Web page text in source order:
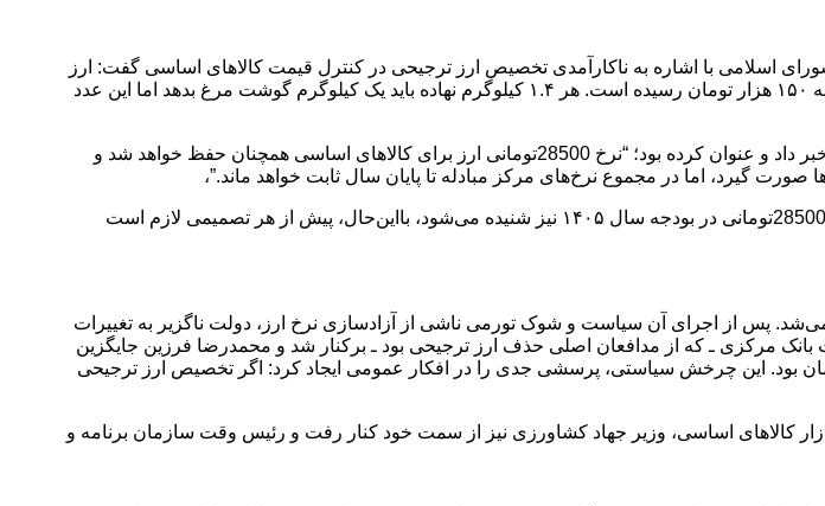
اسلامی با اشاره به ناکارآمدی تخصیص ارز ترجیحی در کنترل قیمت کالاهای اساسی گفت: ارز
28500تومانی برای واردات برنج می‌دهیم تا برنج 60هزارتومانی به مردم برسد، اما قیمت آن در بازار به ۱۵۰ هزار تومان رسیده است. هر ۱.۴ کیلوگرم نهاده باید یک کیلوگرم گوشت مرغ بدهد اما این عدد
باتوجه به اینکه معاون ارزی بانک مرکزی اخیراً در نشستی از تثبیت ارز ۲۸۵۰۰ برای کالاهای اساسی خبر داد و عنوان کرده بود؛ “نرخ 28500تومانی ارز برای کالاهای اساسی همچنان حفظ خواهد شد و
گیرد، اما در مجموع نرخ‌های مرکز مبادله تا پایان سال ثابت خواهد ماند.”،
اما به‌نظر می‌رسد با توجه به صحبت‌های امروز رئیس سازمان برنامه و بودجه، زمزمه‌های حذف ارز 28500تومانی در بودجه سال ۱۴۰۵ نیز شنیده می‌شود، بااین‌حال، پیش از هر تصمیمی لازم است
4200تومانی در دولت سیزدهم نیز مطرح می‌شد. پس از اجرای آن سیاست و شوک تورمی ناشی از آزادسازی نرخ ارز، دولت ناگزیر به تغییرات
مرکزی ـ که از مدافعان اصلی حذف ارز ترجیحی بود ـ برکنار شد و محمدرضا فرزین جایگزین
در حالی که مأموریت اصلی وی تثبیت نرخ ارز و بازگشت ارز ترجیحی این‌بار با نرخ ۲۸۵۰۰ تومان بود. این چرخش سیاستی، پرسشی جدی را در افکار عمومی ایجاد کرد: اگر تخصیص ارز ترجیحی
کالاهای اساسی، وزیر جهاد کشاورزی نیز از سمت خود کنار رفت و رئیس وقت سازمان برنامه و